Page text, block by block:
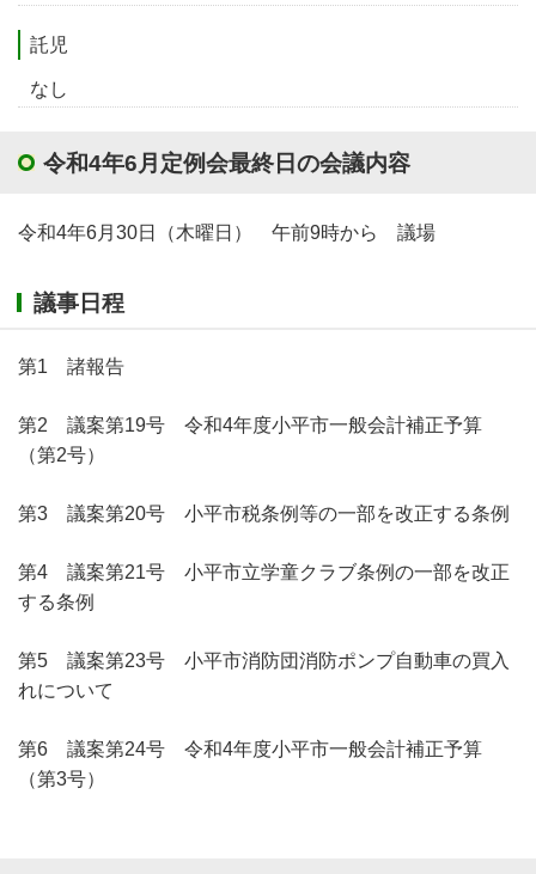
託児
なし
令和4年6月定例会最終日の会議内容
令和4年6月30日（木曜日） 午前9時から 議場
議事日程
第1 諸報告
第2 議案第19号 令和4年度小平市一般会計補正予算
（第2号）
第3 議案第20号 小平市税条例等の一部を改正する条例
第4 議案第21号 小平市立学童クラブ条例の一部を改正
する条例
第5 議案第23号 小平市消防団消防ポンプ自動車の買入
れについて
第6 議案第24号 令和4年度小平市一般会計補正予算
（第3号）